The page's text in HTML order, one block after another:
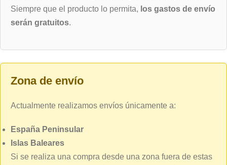
Siempre que el producto lo permita, los gastos de envío
serán gratuitos.
Zona de envío
Actualmente realizamos envíos únicamente a:
España Peninsular
Islas Baleares
Si se realiza una compra desde una zona fuera de estas